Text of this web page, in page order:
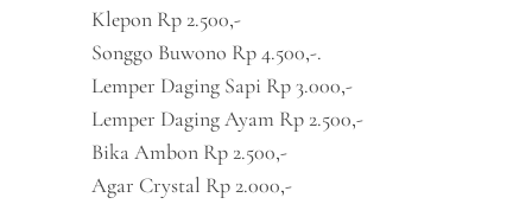
Klepon Rp 2.500,-
Songgo Buwono Rp 4.500,-.
Lemper Daging Sapi Rp 3.000,-
Lemper Daging Ayam Rp 2.500,-
Bika Ambon Rp 2.500,-
Agar Crystal Rp 2.000,-